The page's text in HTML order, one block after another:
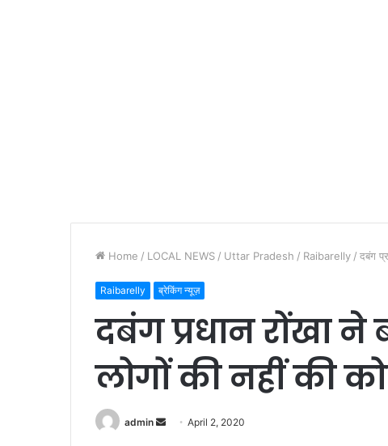
Home / LOCAL NEWS / Uttar Pradesh / Raibarelly / दबंग
Raibarelly ब्रेकिंग न्यूज़
दबंग प्रधान रोंखा
लोगों की नहीं की
admin
SendApril 2, 2020